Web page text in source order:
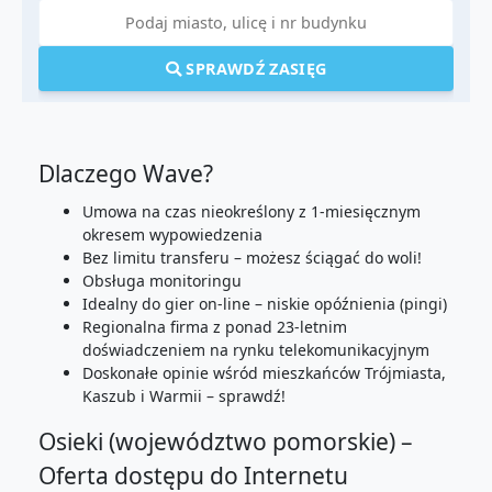
SPRAWDŹ ZASIĘG
Dlaczego Wave?
Umowa na czas nieokreślony z 1-miesięcznym
okresem wypowiedzenia
Bez limitu transferu – możesz ściągać do woli!
Obsługa monitoringu
Idealny do gier on-line – niskie opóźnienia (pingi)
Regionalna firma z ponad 23-letnim
doświadczeniem na rynku telekomunikacyjnym
Doskonałe opinie wśród mieszkańców Trójmiasta,
Kaszub i Warmii – sprawdź!
Osieki (województwo pomorskie) –
Oferta dostępu do Internetu